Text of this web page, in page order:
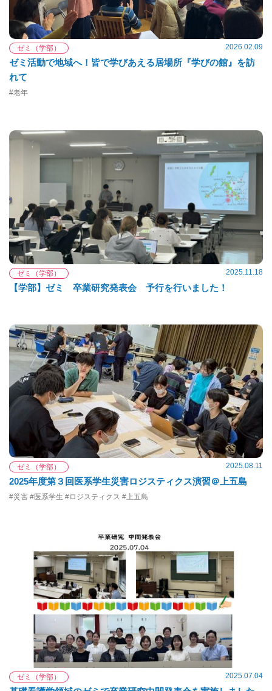
ゼミ（学部） 2026.02.09
ゼミ活動で地域へ！皆で学びあえる居場所『学びの館』を訪
れて
#老年
ゼミ（学部） 2025.11.18
【学部】ゼミ 卒業研究発表会 予行を行いました！
ゼミ（学部） 2025.08.11
2025年度第３回医系学生災害ロジスティクス演習＠上五島
#災害 #医系学生 #ロジスティクス #上五島
ゼミ（学部） 2025.07.04